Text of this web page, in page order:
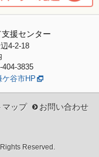
援センター
4-2-18
3835
ケ谷市HP
マップ
お問い合わせ
Reserved.